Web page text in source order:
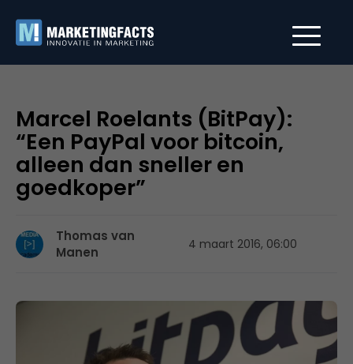
Marcel Roelants (BitPay):
“Een PayPal voor bitcoin,
alleen dan sneller en
goedkoper”
Thomas van
Manen
4 maart 2016, 06:00